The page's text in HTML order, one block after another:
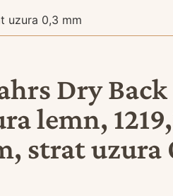
uzura 0,3 mm
Dry Back
lemn,
strat uzura